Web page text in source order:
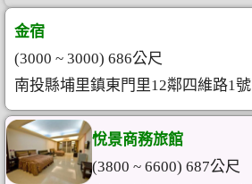
金宿
(3000 ~ 3000) 686公尺
南投縣埔里鎮東門里12鄰四維路1號
悅景商務旅館
(3800 ~ 6600) 687公尺